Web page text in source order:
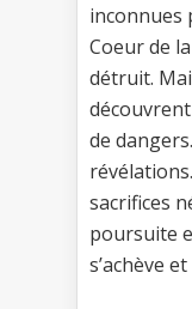
inconnues
Coeur de
détruit.
de
sacrifices
poursuite
s’achève